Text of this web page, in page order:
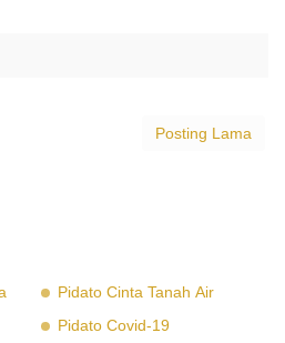
Posting Lama
Pidato Cinta Tanah Air
Pidato Covid-19